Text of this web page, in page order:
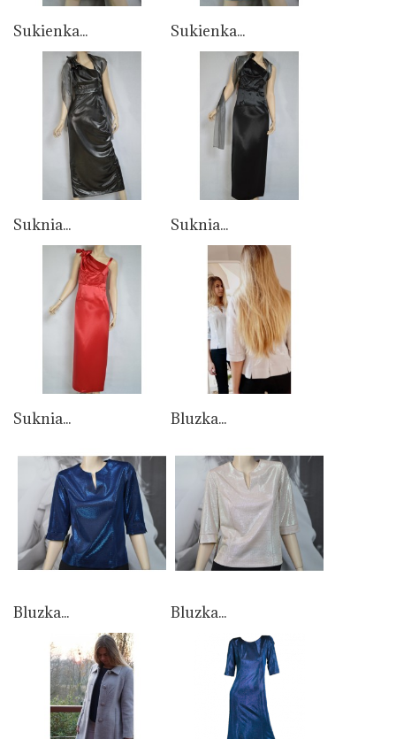
Sukienka... Sukienka...
Suknia... Suknia...
Suknia... Bluzka...
Bluzka... Bluzka...